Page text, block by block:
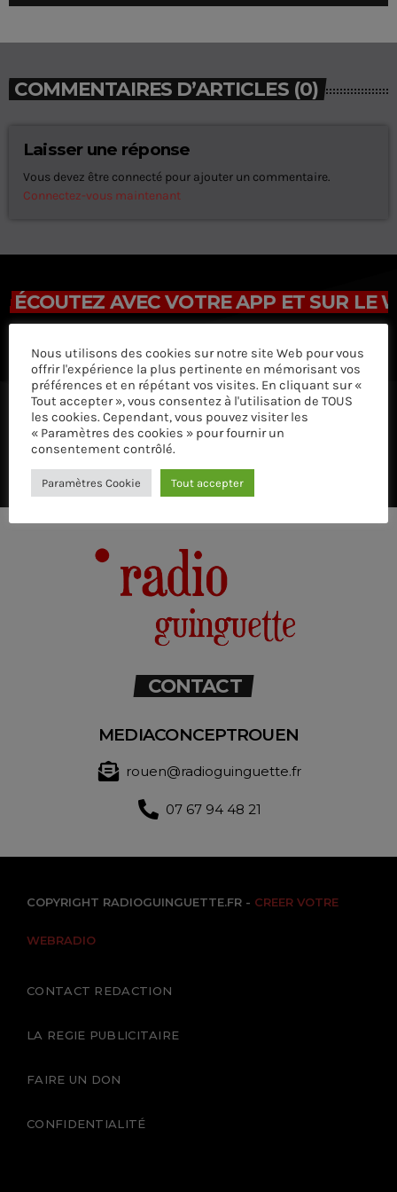
d
COMMENTAIRES D’ARTICLES (0)
Laisser une réponse
Vous devez être connecté pour ajouter un commentaire.
Connectez-vous maintenant
ÉCOUTEZ AVEC VOTRE APP ET SUR LE
CONTACT
MEDIACONCEPTROUEN
rouen@radioguinguette.fr
07 67 94 48 21
COPYRIGHT RADIOGUINGUETTE.FR - CREER VOTRE
WEBRADIO
CONTACT REDACTION
LA REGIE PUBLICITAIRE
FAIRE UN DON
CONFIDENTIALITÉ
Nous utilisons des cookies sur notre site Web pour vous
offrir l'expérience la plus pertinente en mémorisant vos
préférences et en répétant vos visites. En cliquant sur «
Tout accepter », vous consentez à l'utilisation de TOUS
les cookies. Cependant, vous pouvez visiter les
« Paramètres des cookies » pour fournir un
consentement contrôlé.
Paramètres Cookie Tout accepter